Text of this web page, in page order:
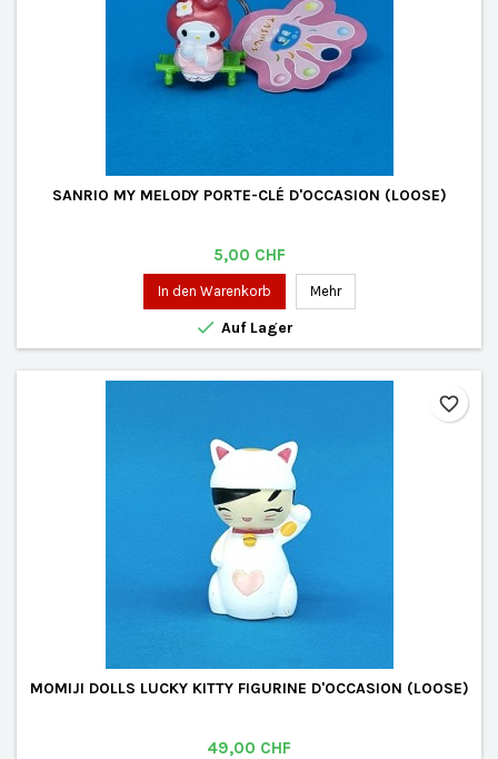
SANRIO MY MELODY PORTE-CLÉ D'OCCASION (LOOSE)
Preis
5,00 CHF
In den Warenkorb Mehr
 Auf Lager
MOMIJI DOLLS LUCKY KITTY FIGURINE D'OCCASION (LOOSE)
Preis
49,00 CHF
favorite_border